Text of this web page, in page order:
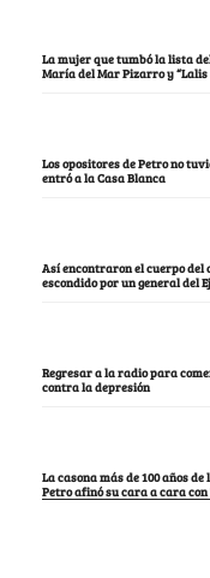
La mujer que tumbó la lista
María del Mar Pizarro y “Lalis
Los opositores de Petro no
entró a la Casa Blanca
Así encontraron el cuerpo del
escondido por un general del
Regresar a la radio para
contra la depresión
La casona más de 100 años
Petro afinó su cara a cara